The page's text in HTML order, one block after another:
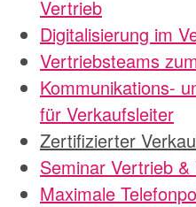
Vertrieb
Digitalisierung im
Vertriebsteams
Kommunikations-
für Verkaufsleiter
Zertifizierter
Seminar Vertrieb &
Maximale